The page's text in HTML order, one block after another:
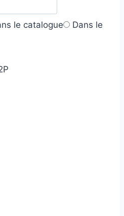
le catalogue
Dans le